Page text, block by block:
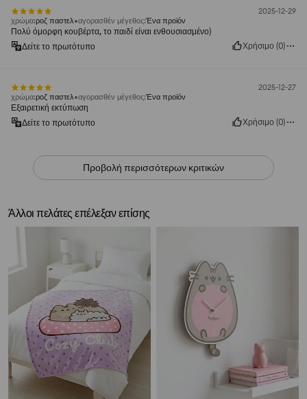
2025-12-29
χρώμα:ροζ παστελ αγορασθέν μέγεθος:Ένα προϊόν
Πολύ όμορφη κουβέρτα, το παιδί είναι ενθουσιασμένο)
Δείτε το πρωτότυπο
Χρήσιμο (0)
2025-12-27
χρώμα:ροζ παστελ αγορασθέν μέγεθος:Ένα προϊόν
Εξαιρετική εκτύπωση
Δείτε το πρωτότυπο
Χρήσιμο (0)
Προβολή περισσότερων κριτικών
Άλλοι πελάτες επέλεξαν επίσης